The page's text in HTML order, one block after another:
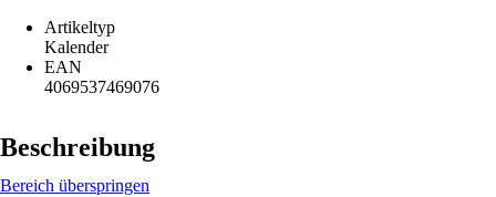
Artikeltyp
Kalender
EAN
4069537469076
Beschreibung
Bereich überspringen